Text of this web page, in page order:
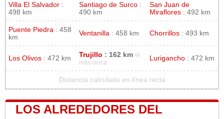
Villa El Salvador :
498 km
Santiago de Surco :
490 km
San Juan de
Miraflores : 492 km
Puente Piedra : 458
km
Ventanilla : 458 km Chorrillos : 493 km
Los Olivos : 472 km Trujillo : 162 km el
más cerca
Lurigancho : 472 km
Distancia calculada en línea recta
LOS ALREDEDORES DEL